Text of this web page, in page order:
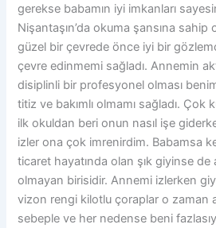
gerekse babamın iyi imkanları
Nişantaşın’da okuma şansına sahip
güzel bir çevrede önce iyi bir
çevre edinmemi sağladı. Annemin
disiplinli bir profesyonel olması
titiz ve bakımlı olmamı sağladı.
ilk okuldan beri onun nasıl işe
izler ona çok imrenirdim. Babamsa
ticaret hayatında olan şık giyinse
olmayan birisidir. Annemi izlerken
vizon rengi kilotlu çoraplar o zaman
sebeple ve her nedense beni